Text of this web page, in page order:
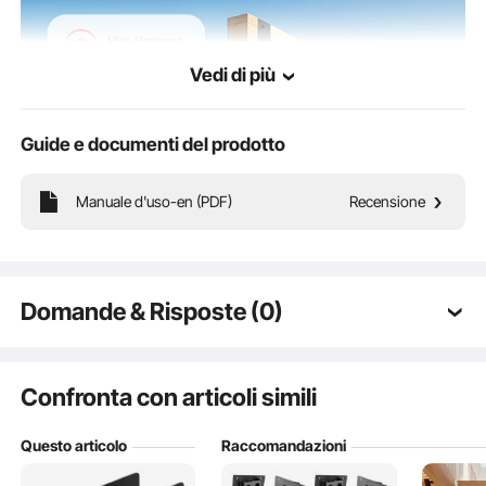
Vedi di più
Guide e documenti del prodotto
Manuale d'uso-en (PDF) Recensione
Domande & Risposte (0)
Il prodotto è durevole? ...
Fai la prima domanda
Confronta con articoli simili
Questo articolo Raccomandazioni